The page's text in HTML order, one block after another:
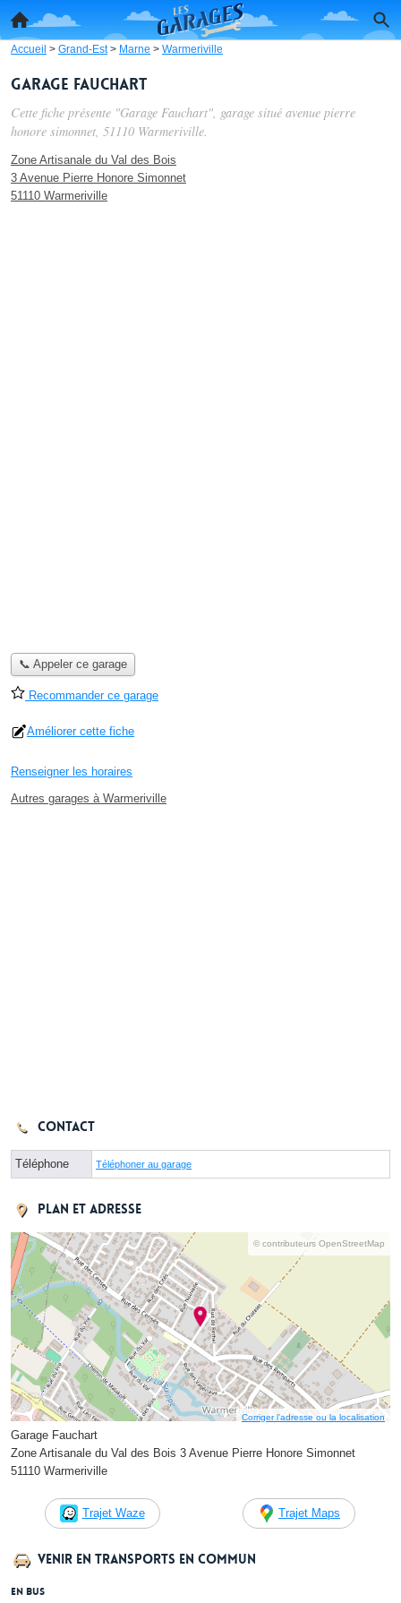
Accueil > Grand-Est> Marne > Warmeriville
Garage Fauchart
Cette fiche présente "Garage Fauchart", garage situé avenue pierre
honore simonnet, 51110 Warmeriville.
Zone Artisanale du Val des Bois
3 Avenue Pierre Honore Simonnet
51110 Warmeriville
📞 Appeler ce garage
Recommander ce garage
Améliorer cette fiche
Renseigner les horaires
Autres garages à Warmeriville
Contact
Téléphone Téléphoner au garage
Plan et adresse
© contributeurs OpenStreetMap
Corriger l’adresse ou la localisation
Garage Fauchart
Zone Artisanale du Val des Bois 3 Avenue Pierre Honore Simonnet
51110 Warmeriville
Trajet Waze Trajet Maps
Venir en transports en commun
En bus